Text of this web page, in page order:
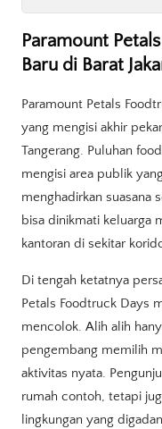
Paramount
Baru di Barat
Paramount Petals
yang mengisi akhir
Tangerang. Puluhan
mengisi area publik
menghadirkan suasana
bisa dinikmati keluarga
kantoran di sekitar
Di tengah ketatnya
Petals Foodtruck Days
mencolok. Alih alih
pengembang memilih
aktivitas nyata.
rumah contoh, tetapi
lingkungan yang